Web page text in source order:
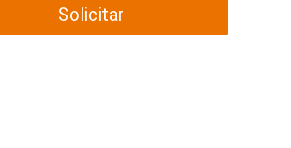
Solicitar